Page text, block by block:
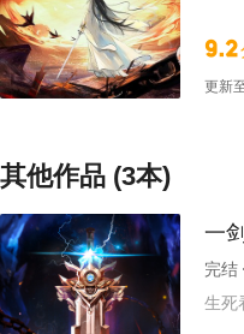
9.2
更新
其他作品 (3本)
一
完结
生死